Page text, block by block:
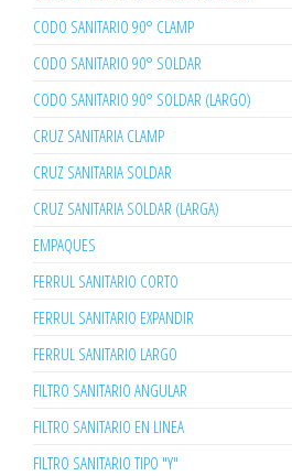
CODO SANITARIO 90° CLAMP
CODO SANITARIO 90° SOLDAR
CODO SANITARIO 90° SOLDAR (LARGO)
CRUZ SANITARIA CLAMP
CRUZ SANITARIA SOLDAR
CRUZ SANITARIA SOLDAR (LARGA)
EMPAQUES
FERRUL SANITARIO CORTO
FERRUL SANITARIO EXPANDIR
FERRUL SANITARIO LARGO
FILTRO SANITARIO ANGULAR
FILTRO SANITARIO EN LINEA
FILTRO SANITARIO TIPO "Y"